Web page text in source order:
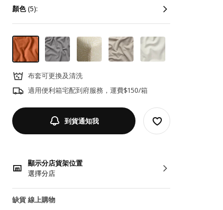
顏色(5):
布套可更換及清洗
適用便利箱宅配到府服務，運費$150/箱
到貨通知我
顯示分店貨架位置
選擇分店
缺貨 線上購物